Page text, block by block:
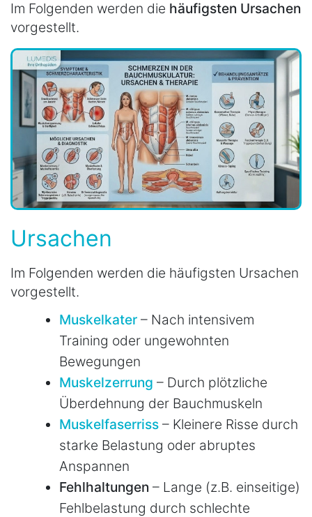
Im Folgenden werden die häufigsten Ursachen
vorgestellt.
Ursachen
Im Folgenden werden die häufigsten Ursachen
vorgestellt.
Muskelkater – Nach intensivem
Training oder ungewohnten
Bewegungen
Muskelzerrung – Durch plötzliche
Überdehnung der Bauchmuskeln
Muskelfaserriss – Kleinere Risse durch
starke Belastung oder abruptes
Anspannen
Fehlhaltungen – Lange (z.B. einseitige)
Fehlbelastung durch schlechte